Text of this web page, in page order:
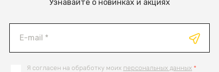
Узнавайте о новинках и акциях
Я согласен на обработку моих персональных данных *